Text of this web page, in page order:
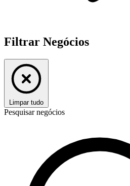
Filtrar Negócios
Limpar tudo
Pesquisar negócios